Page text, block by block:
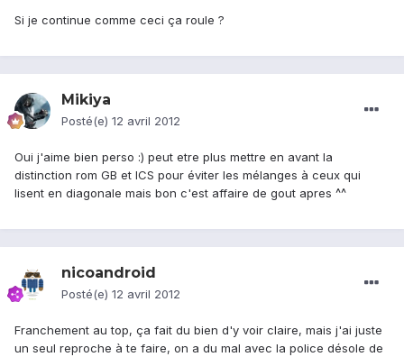
Si je continue comme ceci ça roule ?
Mikiya
Posté(e) 12 avril 2012
Oui j'aime bien perso :) peut etre plus mettre en avant la
distinction rom GB et ICS pour éviter les mélanges à ceux qui
lisent en diagonale mais bon c'est affaire de gout apres ^^
nicoandroid
Posté(e) 12 avril 2012
Franchement au top, ça fait du bien d'y voir claire, mais j'ai juste
un seul reproche à te faire, on a du mal avec la police désole de